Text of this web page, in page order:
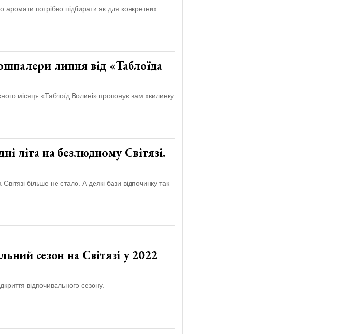
потрібно підбирати як для конкретних
липня від «Таблоїда
місяця «Таблоїд Волині» пропонує вам хвилинку
літа на безлюдному Світязі.
Світязі більше не стало. А деякі бази відпочинку так
сезон на Світязі у 2022
відпочивального сезону.